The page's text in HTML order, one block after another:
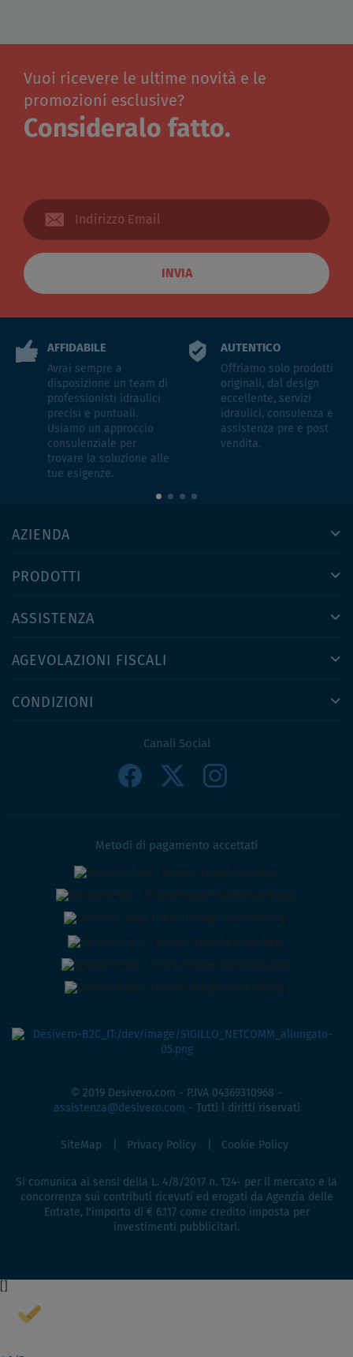
Vuoi ricevere le ultime novità e le
promozioni esclusive?
Consideralo fatto.
INVIA
AFFIDABILE
Avrai sempre a
disposizione un team di
professionisti idraulici
precisi e puntuali.
Usiamo un approccio
consulenziale per
trovare la soluzione alle
tue esigenze.
AUTENTICO
Offriamo solo prodotti
originali, dal design
eccellente, servizi
idraulici, consulenza e
assistenza pre e post
vendita.
AZIENDA
PRODOTTI
ASSISTENZA
AGEVOLAZIONI FISCALI
CONDIZIONI
Canali Social
Metodi di pagamento accettati
© 2019 Desivero.com - P.IVA 04369310968 -
assistenza@desivero.com - Tutti i diritti riservati
SiteMap Privacy Policy Cookie Policy
Si comunica ai sensi della L. 4/8/2017 n. 124- per il mercato e la
concorrenza sui contributi ricevuti ed erogati da Agenzia delle
Entrate, l'importo di € 6.117 come credito imposta per
investimenti pubblicitari.